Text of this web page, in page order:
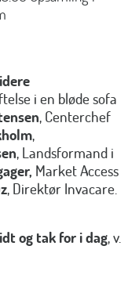
i en bløde sofa
, Centerchef
,
, Landsformand i
Market Access
, Direktør Invacare.
og tak for i dag, v.